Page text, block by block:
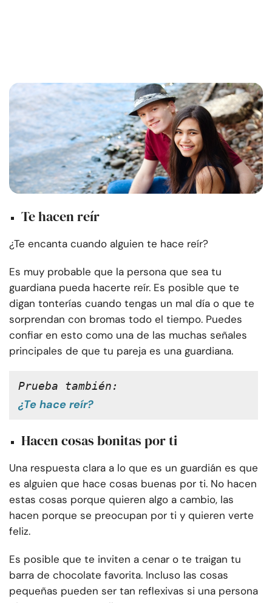
Te hacen reír
¿Te encanta cuando alguien te hace reír?
Es muy probable que la persona que sea tu
guardiana pueda hacerte reír. Es posible que te
digan tonterías cuando tengas un mal día o que te
sorprendan con bromas todo el tiempo. Puedes
confiar en esto como una de las muchas señales
principales de que tu pareja es una guardiana.
Prueba también:
¿Te hace reír?
Hacen cosas bonitas por ti
Una respuesta clara a lo que es un guardián es que
es alguien que hace cosas buenas por ti. No hacen
estas cosas porque quieren algo a cambio, las
hacen porque se preocupan por ti y quieren verte
feliz.
Es posible que te inviten a cenar o te traigan tu
barra de chocolate favorita. Incluso las cosas
pequeñas pueden ser tan reflexivas si una persona